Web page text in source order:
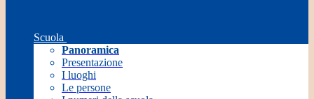
Scuola
Panoramica
Presentazione
I luoghi
Le persone